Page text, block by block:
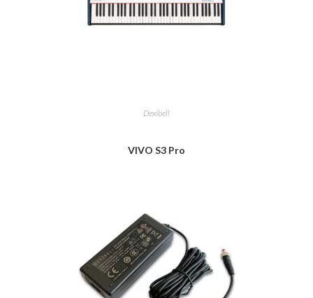
Dexibell
VIVO S3 Pro